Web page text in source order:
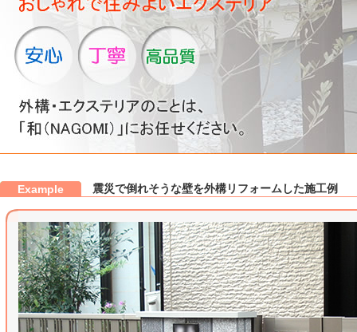
Example 震災で倒れそうな壁を外構リフォームした施工例